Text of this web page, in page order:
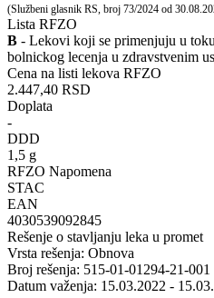
(Službeni glasnik RS, broj 73/2024 od
Lista RFZO
B - Lekovi koji se primenjuju u
bolnickog lecenja u zdravstvenim
Cena na listi lekova RFZO
2.447,40 RSD
Doplata
-
DDD
1,5 g
RFZO Napomena
STAC
EAN
4030539092845
Rešenje o stavljanju leka u promet
Vrsta rešenja: Obnova
Broj rešenja: 515-01-01294-21-001
Datum važenja: 15.03.2022 -